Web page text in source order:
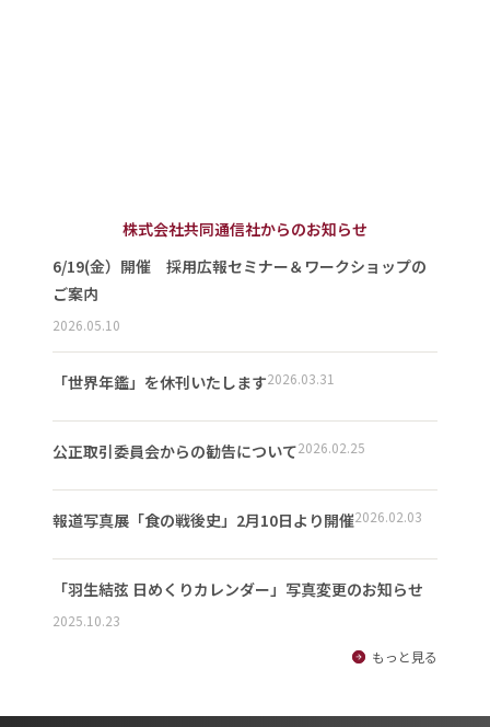
株式会社共同通信社からのお知らせ
6/19(金）開催 採用広報セミナー＆ワークショップの
ご案内
2026.05.10
「世界年鑑」を休刊いたします2026.03.31
公正取引委員会からの勧告について2026.02.25
報道写真展「食の戦後史」2月10日より開催2026.02.03
「羽生結弦 日めくりカレンダー」写真変更のお知らせ
2025.10.23
もっと見る